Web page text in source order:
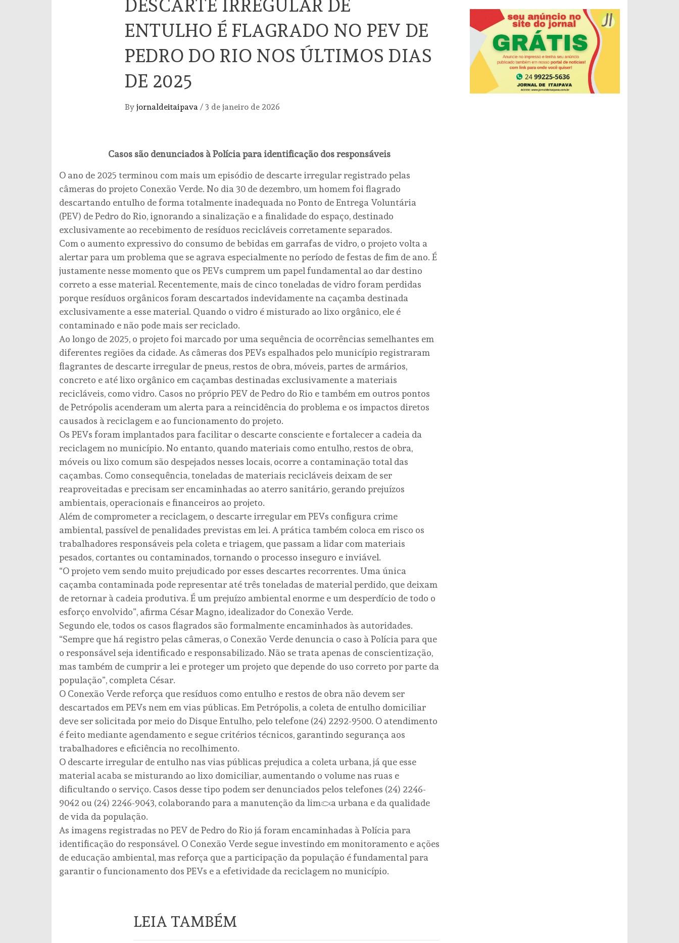
DESCARTE IRREGULAR DE
ENTULHO É FLAGRADO NO PEV DE
PEDRO DO RIO NOS ÚLTIMOS DIAS
DE 2025
By jornaldeitaipava / 3 de janeiro de 2026
Casos são denunciados à Polícia para identificação dos responsáveis
O ano de 2025 terminou com mais um episódio de descarte irregular registrado pelas
câmeras do projeto Conexão Verde. No dia 30 de dezembro, um homem foi flagrado
descartando entulho de forma totalmente inadequada no Ponto de Entrega Voluntária
(PEV) de Pedro do Rio, ignorando a sinalização e a finalidade do espaço, destinado
exclusivamente ao recebimento de resíduos recicláveis corretamente separados.
Com o aumento expressivo do consumo de bebidas em garrafas de vidro, o projeto volta a
alertar para um problema que se agrava especialmente no período de festas de fim de ano. É
justamente nesse momento que os PEVs cumprem um papel fundamental ao dar destino
correto a esse material. Recentemente, mais de cinco toneladas de vidro foram perdidas
porque resíduos orgânicos foram descartados indevidamente na caçamba destinada
exclusivamente a esse material. Quando o vidro é misturado ao lixo orgânico, ele é
contaminado e não pode mais ser reciclado.
Ao longo de 2025, o projeto foi marcado por uma sequência de ocorrências semelhantes em
diferentes regiões da cidade. As câmeras dos PEVs espalhados pelo município registraram
flagrantes de descarte irregular de pneus, restos de obra, móveis, partes de armários,
concreto e até lixo orgânico em caçambas destinadas exclusivamente a materiais
recicláveis, como vidro. Casos no próprio PEV de Pedro do Rio e também em outros pontos
de Petrópolis acenderam um alerta para a reincidência do problema e os impactos diretos
causados à reciclagem e ao funcionamento do projeto.
Os PEVs foram implantados para facilitar o descarte consciente e fortalecer a cadeia da
reciclagem no município. No entanto, quando materiais como entulho, restos de obra,
móveis ou lixo comum são despejados nesses locais, ocorre a contaminação total das
caçambas. Como consequência, toneladas de materiais recicláveis deixam de ser
reaproveitadas e precisam ser encaminhadas ao aterro sanitário, gerando prejuízos
ambientais, operacionais e financeiros ao projeto.
Além de comprometer a reciclagem, o descarte irregular em PEVs configura crime
ambiental, passível de penalidades previstas em lei. A prática também coloca em risco os
trabalhadores responsáveis pela coleta e triagem, que passam a lidar com materiais
pesados, cortantes ou contaminados, tornando o processo inseguro e inviável.
“O projeto vem sendo muito prejudicado por esses descartes recorrentes. Uma única
caçamba contaminada pode representar até três toneladas de material perdido, que deixam
de retornar à cadeia produtiva. É um prejuízo ambiental enorme e um desperdício de todo o
esforço envolvido”, afirma César Magno, idealizador do Conexão Verde.
Segundo ele, todos os casos flagrados são formalmente encaminhados às autoridades.
“Sempre que há registro pelas câmeras, o Conexão Verde denuncia o caso à Polícia para que
o responsável seja identificado e responsabilizado. Não se trata apenas de conscientização,
mas também de cumprir a lei e proteger um projeto que depende do uso correto por parte da
população”, completa César.
O Conexão Verde reforça que resíduos como entulho e restos de obra não devem ser
descartados em PEVs nem em vias públicas. Em Petrópolis, a coleta de entulho domiciliar
deve ser solicitada por meio do Disque Entulho, pelo telefone (24) 2292-9500. O atendimento
é feito mediante agendamento e segue critérios técnicos, garantindo segurança aos
trabalhadores e eficiência no recolhimento.
O descarte irregular de entulho nas vias públicas prejudica a coleta urbana, já que esse
material acaba se misturando ao lixo domiciliar, aumentando o volume nas ruas e
dificultando o serviço. Casos desse tipo podem ser denunciados pelos telefones (24) 2246-
9042 ou (24) 2246-9043, colaborando para a manutenção da limpeza urbana e da qualidade
de vida da população.
As imagens registradas no PEV de Pedro do Rio já foram encaminhadas à Polícia para
identificação do responsável. O Conexão Verde segue investindo em monitoramento e ações
de educação ambiental, mas reforça que a participação da população é fundamental para
garantir o funcionamento dos PEVs e a efetividade da reciclagem no município.
LEIA TAMBÉM